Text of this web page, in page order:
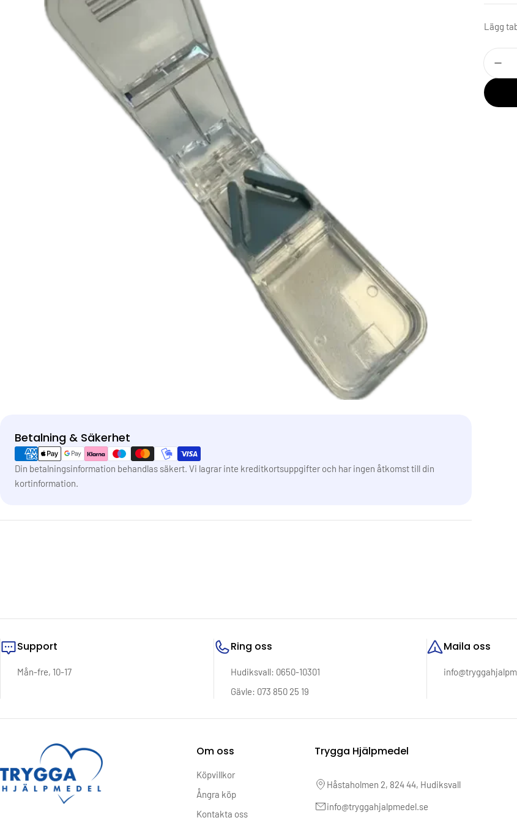
Betalning & Säkerhet
Betalningsmetoder
Din betalningsinformation behandlas säkert. Vi lagrar inte kreditkortsuppgifter och har ingen åtkomst till din
kortinformation.
Lägg
Antal
Support
Mån-fre, 10-17
Ring oss
Hudiksvall: 0650-10301
Gävle: 073 850 25 19
Maila oss
Om oss
Köpvillkor
Ångra köp
Kontakta oss
Trygga Hjälpmedel
Håstaholmen 2, 824 44, Hudiksvall
info@tryggahjalpmedel.se